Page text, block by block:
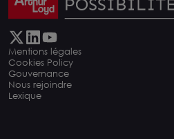
Mentions légales
Cookies Policy
Gouvernance
Nous rejoindre
Lexique